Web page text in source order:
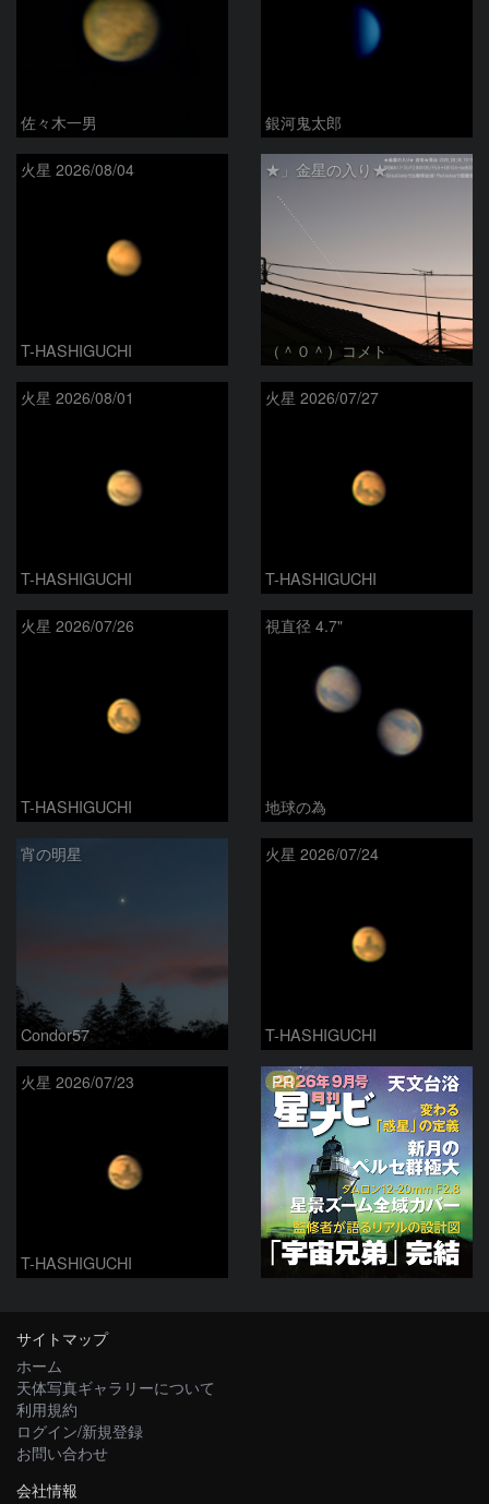
佐々木一男 銀河鬼太郎
火星 2026/08/04
T-HASHIGUCHI
★」金星の入り★
（＾０＾）コメト
火星 2026/08/01
T-HASHIGUCHI
火星 2026/07/27
T-HASHIGUCHI
火星 2026/07/26
T-HASHIGUCHI
視直径 4.7"
地球の為
宵の明星
Condor57
火星 2026/07/24
T-HASHIGUCHI
火星 2026/07/23
T-HASHIGUCHI
PR
サイトマップ
ホーム
天体写真ギャラリーについて
利用規約
ログイン/新規登録
お問い合わせ
会社情報